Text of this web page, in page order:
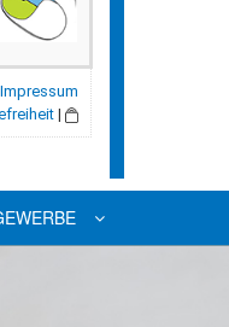
Impressum
|